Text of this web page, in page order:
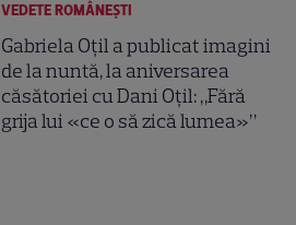
VEDETE ROMÂNEŞTI
Gabriela Oțil a publicat imagini
de la nuntă, la aniversarea
căsătoriei cu Dani Oțil: „Fără
grija lui «ce o să zică lumea»”